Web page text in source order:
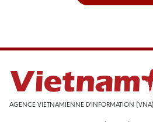
AGENCE VIETNAMIENNE D'INFORMATION (VNA)